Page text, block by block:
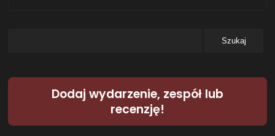
Dodaj wydarzenie, zespół lub
recenzję!